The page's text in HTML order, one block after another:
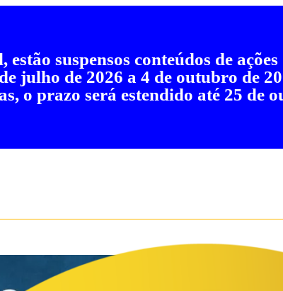
suspensos conteúdos de
julho de 2026 a 4 de outubro de
o prazo será estendido até 25 de